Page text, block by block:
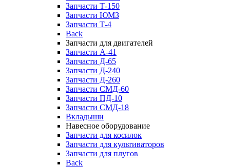
Запчасти Т-150
Запчасти ЮМЗ
Запчасти Т-4
Back
Запчасти для двигателей
Запчасти А-41
Запчасти Д-65
Запчасти Д-240
Запчасти Д-260
Запчасти СМД-60
Запчасти ПД-10
Запчасти СМД-18
Вкладыши
Навесное оборудование
Запчасти для косилок
Запчасти для культиваторов
Запчасти для плугов
Back